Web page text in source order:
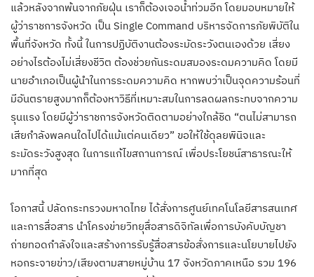
แล้วหลังจากพ้นจากภัยฝุ่น เราก็ต้องเจอน้ำท่วมอีก โดยมอบหมายให้
ผู้ว่าราชการจังหวัด เป็น Single Command บริหารจัดการภัยพิบัติใน
พื้นที่จังหวัด ทั้งนี้ ในการปฏิบัติงานต้องระมัดระวังตนเองด้วย เสี่ยง
อย่างไรต้องไม่เสี่ยงชีวิต ต้องช่วยกันระดมสมองระดมความคิด โดยมี
นายอำเภอเป็นผู้นำในการระดมความคิด หากพบว่าเป็นจุดความร้อนที่
มีอันตรายสูงมากก็ต้องหาวิธีที่เหมาะสมในการลดผลกระทบจากความ
รุนแรง โดยมีผู้ว่าราชการจังหวัดติดตามอย่างใกล้ชิด “ตนไม่สามารถ
เสียกำลังพลคนใดไปได้แม้แต่คนเดียว” ขอให้ใช้ดุลยพินิจและ
ระมัดระวังสูงสุด ในการแก้ไขสถานการณ์ เพื่อประโยชน์สาธารณะให้
มากที่สุด
โอกาสนี้ ปลัดกระทรวงมหาดไทย ได้สั่งการศูนย์เทคโนโลยีสารสนเทศ
และการสื่อสาร นำโครงข่ายวิทยุสื่อสารดิจิทัลเพื่อการบังคับบัญชา
ถ่ายทอดกำลังใจและสร้างการรับรู้สื่อสารข้อสั่งการและนโยบายไปยัง
หอกระจายข่าว/เสียงตามสายหมู่บ้าน 17 จังหวัดภาคเหนือ รวม 196